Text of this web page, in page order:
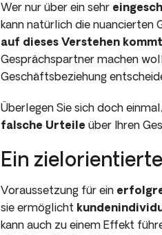
Wer nur über ein sehr
kann natürlich die nuancierten
auf dieses Verstehen
Gesprächspartner machen
Geschäftsbeziehung
Überlegen Sie sich doch
falsche Urteile über Ihren
Ein
Voraussetzung für ein
sie ermöglicht
kann auch zu einem Effekt